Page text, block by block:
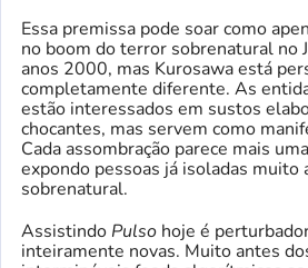
Essa premissa pode soar como
no boom do terror sobrenatural no
anos 2000, mas Kurosawa está
completamente diferente. As
estão interessados ​​em sustos
chocantes, mas servem como
Cada assombração parece mais
expondo pessoas já isoladas muito
sobrenatural.
Assistindo Pulso hoje é
inteiramente novas. Muito antes